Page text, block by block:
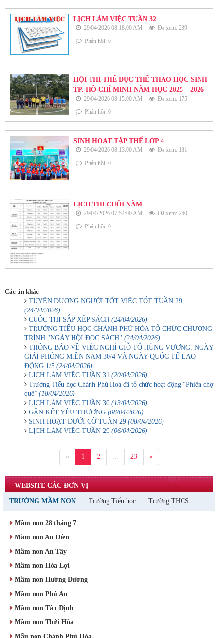
LỊCH LÀM VIỆC TUẦN 32
29/04/2026 08:18:00 AM
Đã xem: 239
Phản hồi: 0
HỘI THI THỂ DỤC THỂ THAO HỌC SINH
TP. HỒ CHÍ MINH NĂM HỌC 2025 – 2026
29/04/2026 08:15:00 AM
Đã xem: 175
Phản hồi: 0
SINH HOẠT TẬP THỂ LỚP 4
29/04/2026 08:13:00 AM
Đã xem: 181
Phản hồi: 0
LỊCH THI CUỐI NĂM
29/04/2026 07:54:00 AM
Đã xem: 260
Phản hồi: 0
Các tin khác
TUYÊN DƯƠNG NGƯỜI TỐT VIỆC TỐT TUẦN 29
(24/04/2026)
CUỘC THI SẮP XẾP SÁCH (24/04/2026)
TRƯỜNG TIỂU HỌC CHÁNH PHÚ HÒA TỔ CHỨC CHƯƠNG
TRÌNH "NGÀY HỘI ĐỌC SÁCH" (24/04/2026)
THÔNG BÁO VỀ VIỆC NGHỈ GIỖ TỔ HÙNG VƯƠNG, NGÀY
GIẢI PHÓNG MIỀN NAM 30/4 VÀ NGÀY QUỐC TẾ LAO
ĐỘNG 1/5 (24/04/2026)
LỊCH LÀM VIÊC TUẦN 31 (20/04/2026)
Trường Tiểu học Chánh Phú Hoà đã tổ chức hoạt động “Phiên chợ
quê” (18/04/2026)
LỊCH LÀM VIỆC TUẦN 30 (13/04/2026)
GẮN KẾT YÊU THƯƠNG (08/04/2026)
SINH HOẠT DƯỚI CỜ TUẦN 29 (08/04/2026)
LỊCH LÀM VIỆC TUẦN 29 (06/04/2026)
« 1 2 ... 23 »
WEBSITE CÁC ĐƠN VỊ
TRƯỜNG MẦM NON Trường Tiểu học Trường THCS
Mầm non 28 tháng 7
Mầm non An Điền
Mầm non An Tây
Mầm non Hòa Lợi
Mầm non Hướng Dương
Mầm non Phú An
Mầm non Tân Định
Mầm non Thới Hòa
Mẫu non Chánh Phú Hòa